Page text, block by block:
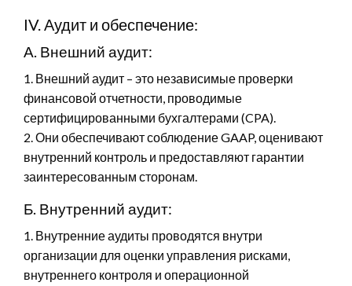
IV. Аудит и обеспечение:
А. Внешний аудит:
1. Внешний аудит – это независимые проверки
финансовой отчетности, проводимые
сертифицированными бухгалтерами (CPA).
2. Они обеспечивают соблюдение GAAP, оценивают
внутренний контроль и предоставляют гарантии
заинтересованным сторонам.
Б. Внутренний аудит:
1. Внутренние аудиты проводятся внутри
организации для оценки управления рисками,
внутреннего контроля и операционной